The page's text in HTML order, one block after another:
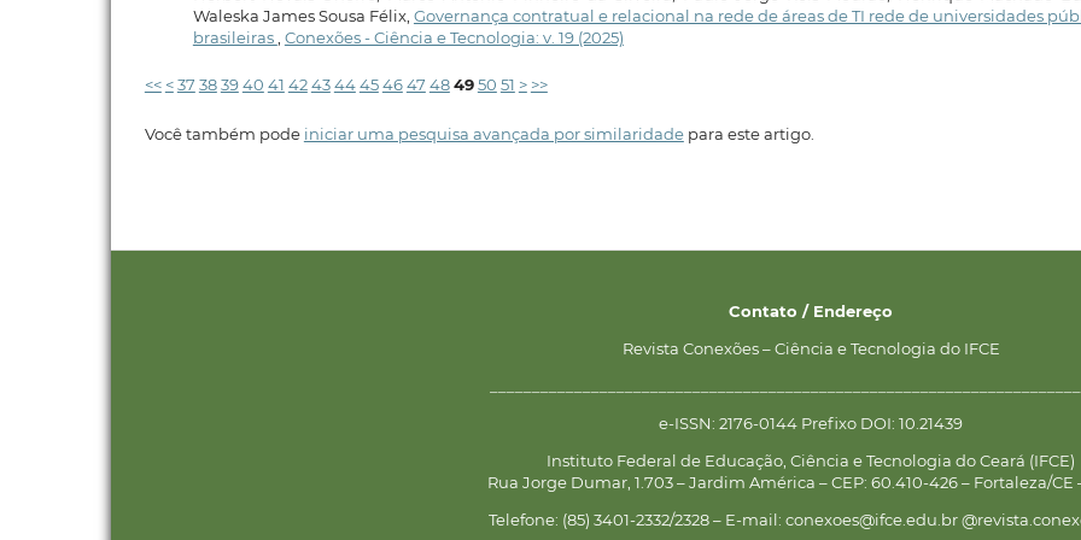
Waleska James Sousa Félix, Governança contratual e relacional na rede de áreas de TI rede de universidades
brasileiras, Conexões - Ciência e Tecnologia: v. 19 (2025)
<< <37 383940 41 424344454647 484950 51 > >>
Você também pode iniciar uma pesquisa avançada por similaridadepara este artigo.
Contato / Endereço
Revista Conexões – Ciência e Tecnologia do IFCE
e-ISSN: 2176-0144 Prefixo DOI: 10.21439
Instituto Federal de Educação, Ciência e Tecnologia do Ceará (IFCE)
Rua Jorge Dumar, 1.703 – Jardim América – CEP: 60.410-426 – Fortaleza/CE
Telefone: (85) 3401-2332/2328 – E-mail: conexoes@ifce.edu.br